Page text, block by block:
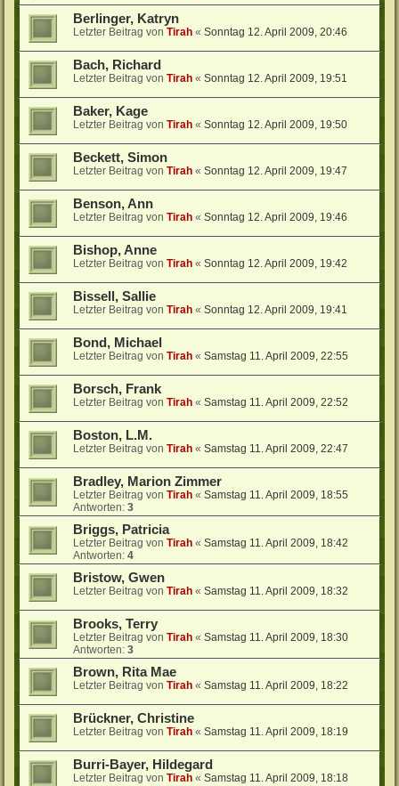
Berlinger, Katryn
Letzter Beitrag von Tirah « Sonntag 12. April 2009, 20:46
Bach, Richard
Letzter Beitrag von Tirah « Sonntag 12. April 2009, 19:51
Baker, Kage
Letzter Beitrag von Tirah « Sonntag 12. April 2009, 19:50
Beckett, Simon
Letzter Beitrag von Tirah « Sonntag 12. April 2009, 19:47
Benson, Ann
Letzter Beitrag von Tirah « Sonntag 12. April 2009, 19:46
Bishop, Anne
Letzter Beitrag von Tirah « Sonntag 12. April 2009, 19:42
Bissell, Sallie
Letzter Beitrag von Tirah « Sonntag 12. April 2009, 19:41
Bond, Michael
Letzter Beitrag von Tirah « Samstag 11. April 2009, 22:55
Borsch, Frank
Letzter Beitrag von Tirah « Samstag 11. April 2009, 22:52
Boston, L.M.
Letzter Beitrag von Tirah « Samstag 11. April 2009, 22:47
Bradley, Marion Zimmer
Letzter Beitrag von Tirah « Samstag 11. April 2009, 18:55
Antworten: 3
Briggs, Patricia
Letzter Beitrag von Tirah « Samstag 11. April 2009, 18:42
Antworten: 4
Bristow, Gwen
Letzter Beitrag von Tirah « Samstag 11. April 2009, 18:32
Brooks, Terry
Letzter Beitrag von Tirah « Samstag 11. April 2009, 18:30
Antworten: 3
Brown, Rita Mae
Letzter Beitrag von Tirah « Samstag 11. April 2009, 18:22
Brückner, Christine
Letzter Beitrag von Tirah « Samstag 11. April 2009, 18:19
Burri-Bayer, Hildegard
Letzter Beitrag von Tirah « Samstag 11. April 2009, 18:18